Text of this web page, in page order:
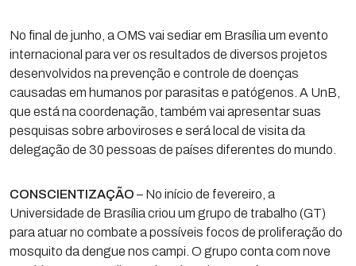
No final de junho, a OMS vai sediar em Brasília um evento
internacional para ver os resultados de diversos projetos
desenvolvidos na prevenção e controle de doenças
causadas em humanos por parasitas e patógenos. A UnB,
que está na coordenação, também vai apresentar suas
pesquisas sobre arboviroses e será local de visita da
delegação de 30 pessoas de países diferentes do mundo.
CONSCIENTIZAÇÃO – No início de fevereiro, a
Universidade de Brasília criou um grupo de trabalho (GT)
para atuar no combate a possíveis focos de proliferação do
mosquito da dengue nos campi. O grupo conta com nove